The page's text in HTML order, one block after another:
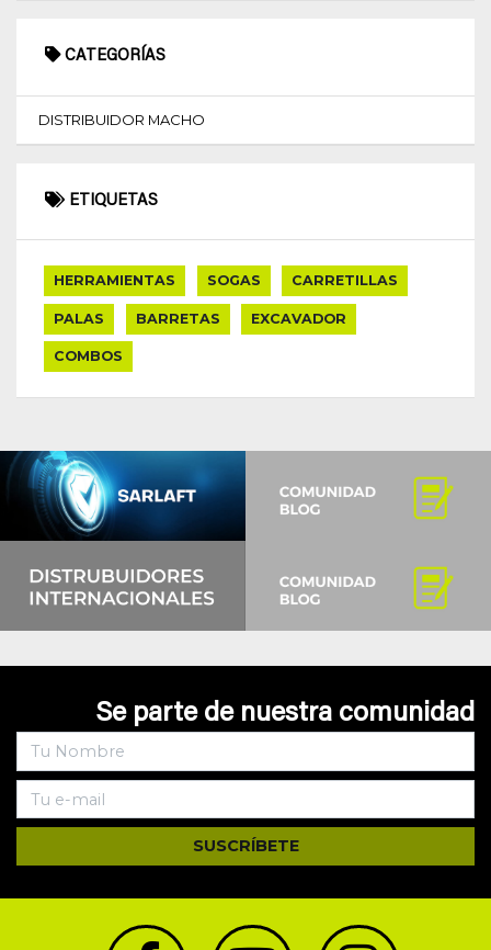
CATEGORÍAS
DISTRIBUIDOR MACHO
ETIQUETAS
HERRAMIENTAS SOGAS CARRETILLAS
PALAS BARRETAS EXCAVADOR
COMBOS
Se parte de nuestra comunidad
SUSCRÍBETE